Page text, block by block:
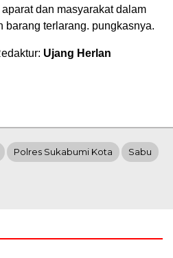
dan masyarakat dalam
barang terlarang. pungkasnya.
Ujang Herlan
Polres Sukabumi Kota Sabu